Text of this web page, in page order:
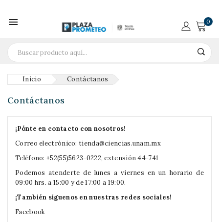
 0
Inicio Contáctanos
Contáctanos
¡Pónte en contacto con nosotros!
Correo electrónico:tienda@ciencias.unam.mx
Teléfono: +52(55)5623-0222, extensión 44-741
Podemos atenderte de lunes a viernes en un horario de
09:00 hrs. a 15:00 y de 17:00 a 19:00.
¡También síguenos en nuestras redes sociales!
Facebook